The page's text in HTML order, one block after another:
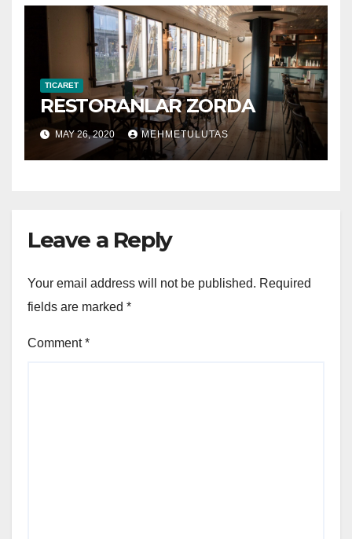
TICARET
RESTORANLAR ZORDA
MAY 26, 2020 MEHMETULUTAS
Leave a Reply
Your email address will not be published. Required
fields are marked *
Comment*